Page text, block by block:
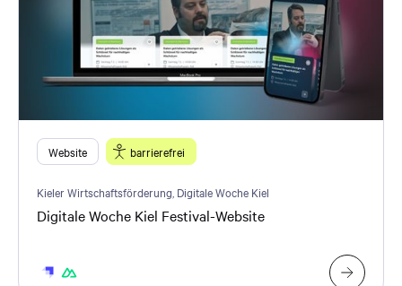
Website barrierefrei
Kieler Wirtschaftsförderung, Digitale Woche Kiel
Digitale Woche Kiel Festival-Website